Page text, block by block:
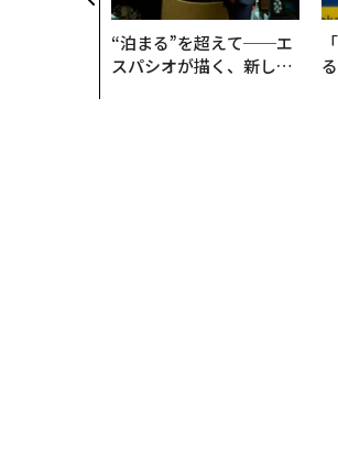
“泊まる”を超えて──エ
スパシオが描く、新しい